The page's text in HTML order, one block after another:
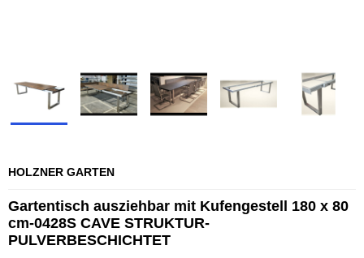
HOLZNER GARTEN
Gartentisch ausziehbar mit Kufengestell 180 x 80
cm-0428S CAVE STRUKTUR-
PULVERBESCHICHTET